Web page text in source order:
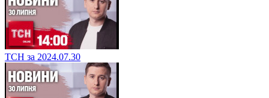
ТСН за 2024.07.30